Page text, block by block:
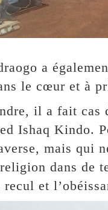
a
le cœur et à
il a fait cas
Ishaq Kindo.
mais qui
dans de
et